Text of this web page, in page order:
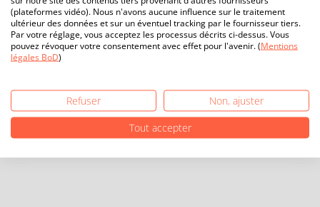
(plateformes vidéo). Nous n'avons aucune influence sur le traitement
ultérieur des données et sur un éventuel tracking par le fournisseur tiers.
Par votre réglage, vous acceptez les processus décrits ci-dessus. Vous
pouvez révoquer votre consentement avec effet pour l'avenir. (Mentions
légales BoD)
Refuser
Non, ajuster
Tout accepter